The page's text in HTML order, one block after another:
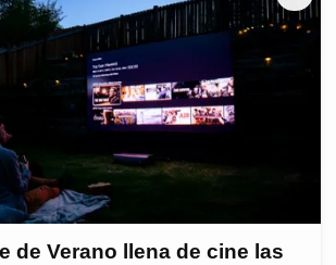
de Verano llena de cine las